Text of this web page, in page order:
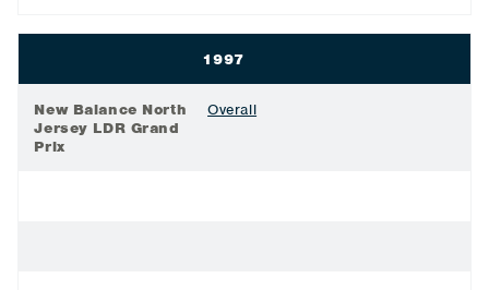
1997
New Balance North
Jersey LDR Grand
Prix
Overall